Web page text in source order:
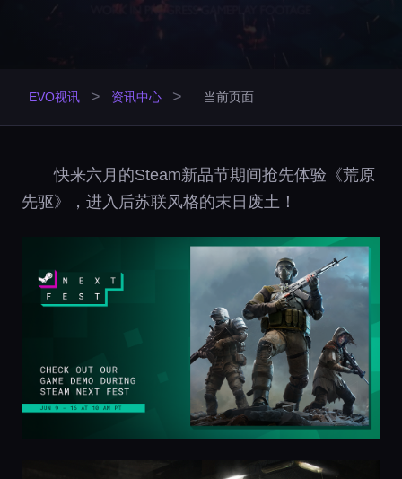
EVO视讯 > 资讯中心 > 当前页面
快来六月的Steam新品节期间抢先体验《荒原
先驱》，进入后苏联风格的末日废土！